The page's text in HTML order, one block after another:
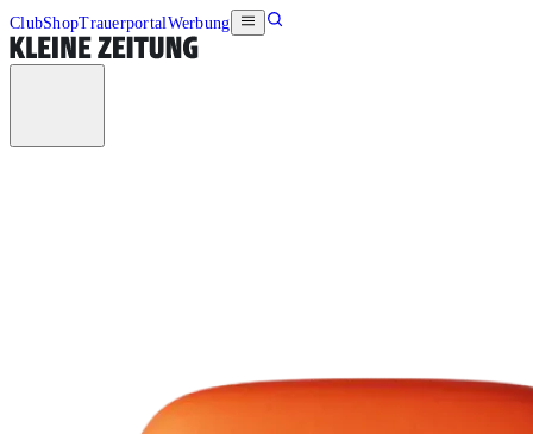
ClubShopTrauerportalWerbung